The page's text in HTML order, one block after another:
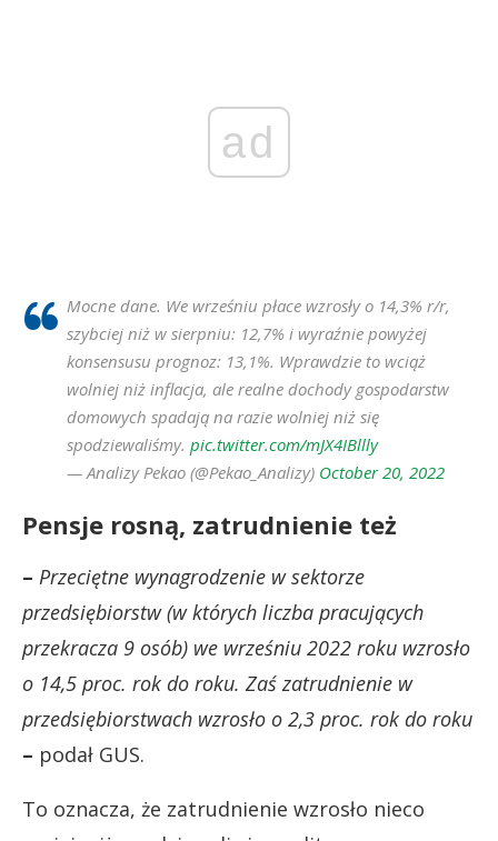
ad
Mocne dane. We wrześniu płace wzrosły o 14,3% r/r,
szybciej niż w sierpniu: 12,7% i wyraźnie powyżej
konsensusu prognoz: 13,1%. Wprawdzie to wciąż
wolniej niż inflacja, ale realne dochody gospodarstw
domowych spadają na razie wolniej niż się
spodziewaliśmy. pic.twitter.com/mJX4IBllly
— Analizy Pekao (@Pekao_Analizy) October 20, 2022
Pensje rosną, zatrudnienie też
– Przeciętne wynagrodzenie w sektorze
przedsiębiorstw (w których liczba pracujących
przekracza 9 osób) we wrześniu 2022 roku wzrosło
o 14,5 proc. rok do roku. Zaś zatrudnienie w
przedsiębiorstwach wzrosło o 2,3 proc. rok do roku
– podał GUS.
To oznacza, że zatrudnienie wzrosło nieco